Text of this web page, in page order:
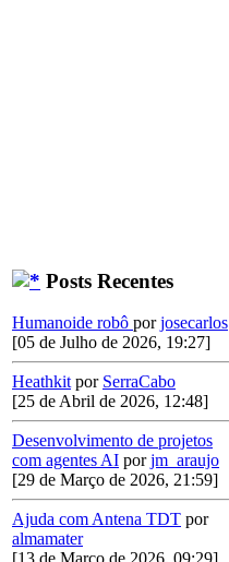
Posts Recentes
Humanoide robô porjosecarlos
[05 de Julho de 2026, 19:27]
Heathkit por SerraCabo
[25 de Abril de 2026, 12:48]
Desenvolvimento de projetos
com agentes AI porjm_araujo
[29 de Março de 2026, 21:59]
Ajuda com Antena TDT por
almamater